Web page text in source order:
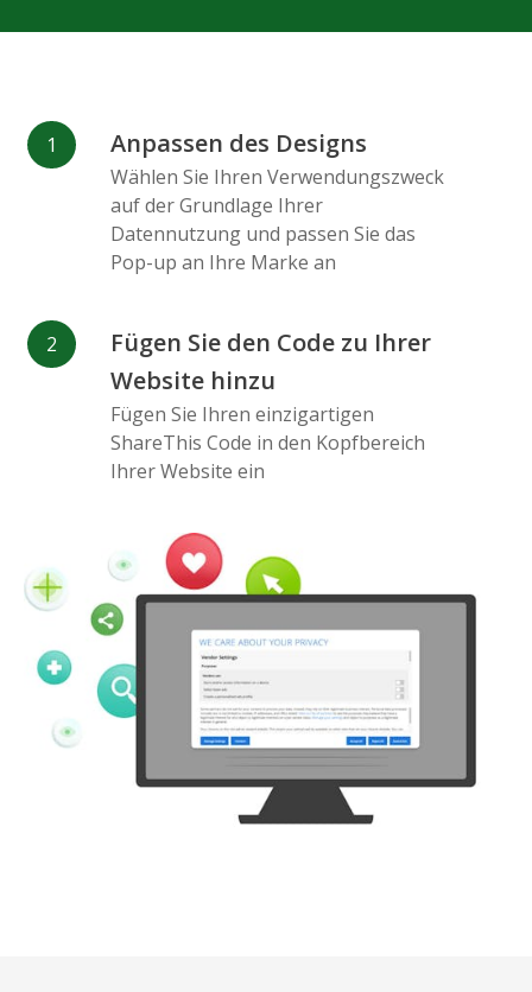
Anpassen des Designs
Wählen Sie Ihren Verwendungszweck
auf der Grundlage Ihrer
Datennutzung und passen Sie das
Pop-up an Ihre Marke an
Fügen Sie den Code zu Ihrer
Website hinzu
Fügen Sie Ihren einzigartigen
ShareThis Code in den Kopfbereich
Ihrer Website ein